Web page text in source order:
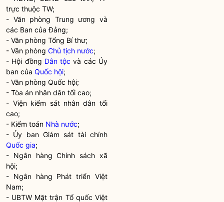
trực thuộc TW;
- Văn phòng Trung ương và
các Ban của Đảng;
- Văn phòng Tổng Bí thư;
- Văn phòngChủ tịch nước;
- Hội đồng Dân tộc và các Ủy
ban củaQuốc hội;
- Văn phòngQuốc hội;
- Tòa án nhân dân tối cao;
- Viện kiểm sát nhân dân tối
cao;
- Kiểm toán Nhà nước;
- Ủy ban Giám sát tài chính
Quốc gia;
- Ngân hàng Chính sách xã
hội;
- Ngân hàng Phát triển Việt
Nam;
- UBTW Mặt trận Tổ quốc Việt